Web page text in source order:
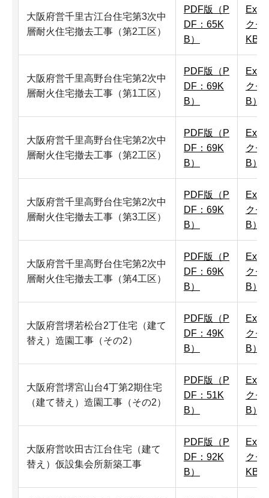
大阪府営千里古江台住宅第3次中
層耐火住宅撤去工事（第2工区）
PDF版（P
DF：65K
B）
クセ
KB）
大阪府営千里高野台住宅第2次中
層耐火住宅撤去工事（第1工区）
PDF版（P
DF：69K
B）
クセ
B）
大阪府営千里高野台住宅第2次中
層耐火住宅撤去工事（第2工区）
PDF版（P
DF：69K
B）
クセ
B）
大阪府営千里高野台住宅第2次中
層耐火住宅撤去工事（第3工区）
PDF版（P
DF：69K
B）
クセ
B）
大阪府営千里高野台住宅第2次中
層耐火住宅撤去工事（第4工区）
PDF版（P
DF：69K
B）
クセ
B）
大阪府営堺若松台2丁住宅（建て
替え）造園工事（その2）
PDF版（P
DF：49K
B）
クセ
B）
大阪府営堺宮山台4丁第2期住宅
（建て替え）造園工事（その2）
PDF版（P
DF：51K
B）
クセ
B）
大阪府営吹田古江台住宅（建て
替え）仮設集会所新築工事
PDF版（P
DF：92K
B）
クセ
KB）